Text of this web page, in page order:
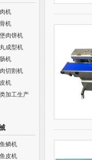
机
机
肉饼机
成型机
机
切割机
机
加工生产
鳞机
皮机